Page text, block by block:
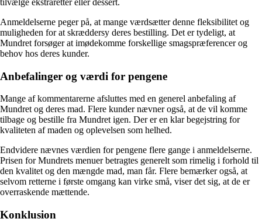
tilvælge ekstraretter eller dessert.
Anmeldelserne peger på, at mange værdsætter denne fleksibilitet og
muligheden for at skræddersy deres bestilling. Det er tydeligt, at
Mundret forsøger at imødekomme forskellige smagspræferencer og
behov hos deres kunder.
Anbefalinger og værdi for pengene
Mange af kommentarerne afsluttes med en generel anbefaling af
Mundret og deres mad. Flere kunder nævner også, at de vil komme
tilbage og bestille fra Mundret igen. Der er en klar begejstring for
kvaliteten af maden og oplevelsen som helhed.
Endvidere nævnes værdien for pengene flere gange i anmeldelserne.
Prisen for Mundrets menuer betragtes generelt som rimelig i forhold til
den kvalitet og den mængde mad, man får. Flere bemærker også, at
selvom retterne i første omgang kan virke små, viser det sig, at de er
overraskende mættende.
Konklusion